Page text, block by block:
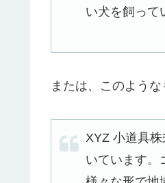
い犬を飼って
または、このような
XYZ 小道具
いています。